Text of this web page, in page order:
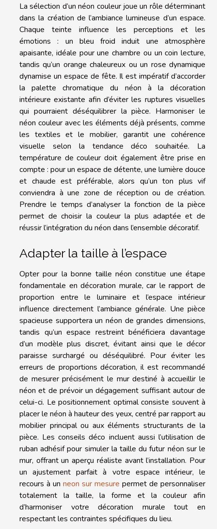
La sélection d’un néon couleur joue un rôle déterminant
dans la création de l’ambiance lumineuse d’un espace.
Chaque teinte influence les perceptions et les
émotions : un bleu froid induit une atmosphère
apaisante, idéale pour une chambre ou un coin lecture,
tandis qu’un orange chaleureux ou un rose dynamique
dynamise un espace de fête. Il est impératif d’accorder
la palette chromatique du néon à la décoration
intérieure existante afin d’éviter les ruptures visuelles
qui pourraient déséquilibrer la pièce. Harmoniser le
néon couleur avec les éléments déjà présents, comme
les textiles et le mobilier, garantit une cohérence
visuelle selon la tendance déco souhaitée. La
température de couleur doit également être prise en
compte : pour un espace de détente, une lumière douce
et chaude est préférable, alors qu’un ton plus vif
conviendra à une zone de réception ou de création.
Prendre le temps d’analyser la fonction de la pièce
permet de choisir la couleur la plus adaptée et de
réussir l’intégration du néon dans l’ensemble décoratif.
Adapter la taille à l’espace
Opter pour la bonne taille néon constitue une étape
fondamentale en décoration murale, car le rapport de
proportion entre le luminaire et l’espace intérieur
influence directement l’ambiance générale. Une pièce
spacieuse supportera un néon de grandes dimensions,
tandis qu’un espace restreint bénéficiera davantage
d’un modèle plus discret, évitant ainsi que le décor
paraisse surchargé ou déséquilibré. Pour éviter les
erreurs de proportions décoration, il est recommandé
de mesurer précisément le mur destiné à accueillir le
néon et de prévoir un dégagement suffisant autour de
celui-ci. Le positionnement optimal consiste souvent à
placer le néon à hauteur des yeux, centré par rapport au
mobilier principal ou aux éléments structurants de la
pièce. Les conseils déco incluent aussi l’utilisation de
ruban adhésif pour simuler la taille du futur néon sur le
mur, offrant un aperçu réaliste avant l’installation. Pour
un ajustement parfait à votre espace intérieur, le
recours à un neon sur mesure permet de personnaliser
totalement la taille, la forme et la couleur afin
d’harmoniser votre décoration murale tout en
respectant les contraintes spécifiques du lieu.